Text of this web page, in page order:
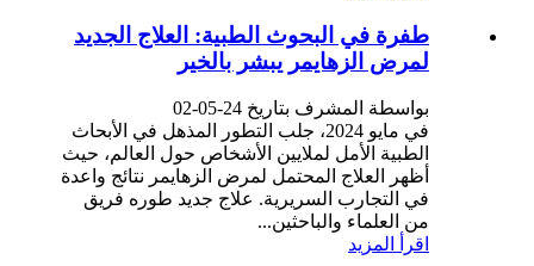
طفرة في البحوث الطبية: العلاج الجديد
لمرض الزهايمر يبشر بالخير
بواسطة المشرف بتاريخ 24-05-02
في مايو 2024، جلب التطور المذهل في الأبحاث
الطبية الأمل لملايين الأشخاص حول العالم، حيث
أظهر العلاج المحتمل لمرض الزهايمر نتائج واعدة
في التجارب السريرية. علاج جديد طوره فريق
من العلماء والباحثين...
اقرأ المزيد